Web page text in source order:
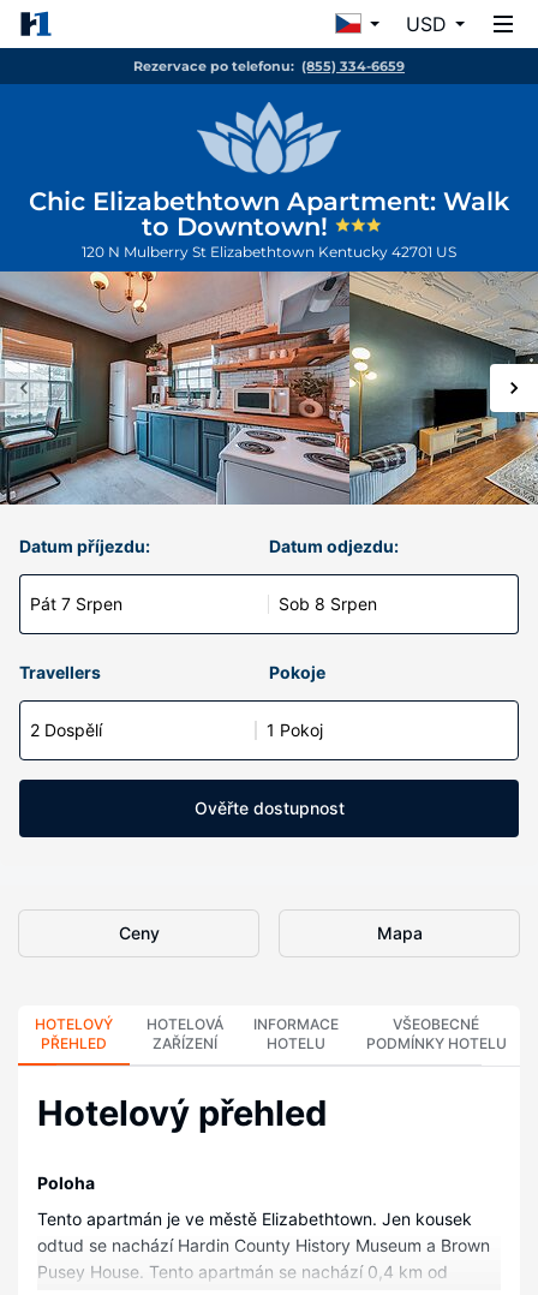
USD
Rezervace po telefonu: (855) 334-6659
Chic Elizabethtown Apartment: Walk
to Downtown!
120 N Mulberry St Elizabethtown Kentucky 42701 US
Datum příjezdu:
Pát 7 Srpen
Datum odjezdu:
Sob 8 Srpen
Travellers Pokoje
2 Dospělí 1 Pokoj
Ověřte dostupnost
Ceny Mapa
HOTELOVÝ
PŘEHLED
HOTELOVÁ
ZAŘÍZENÍ
INFORMACE
HOTELU
VŠEOBECNÉ
PODMÍNKY HOTELU
Hotelový přehled
Poloha
Tento apartmán je ve městě Elizabethtown. Jen kousek
odtud se nachází Hardin County History Museum a Brown
Pusey House. Tento apartmán se nachází 0,4 km od